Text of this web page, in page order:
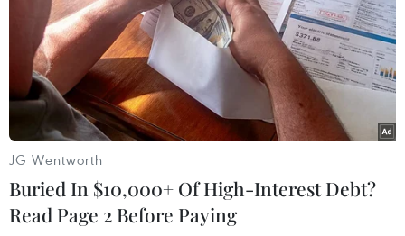
#Ô tô
#Điện Kremlin
#Cuộc gặp thượng đỉnh Nga-Mỹ. cms
#tin Thế giới
#Thời sự quốc tế
#Tin thời sự #Tin kinh tế
#Tin hot
#Tin nóng
#Tin mới nhận #Vietnamplus
Mỹ
Nga
Theo dõi VietnamPlus
JG Wentworth
Buried In $10,000+ Of High-Interest Debt?
Read Page 2 Before Paying